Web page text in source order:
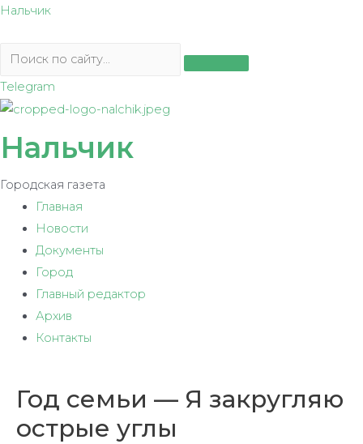
Перейти
содержимому
Нальчик
Telegram
Нальчик
Городская газета
Главная
Новости
Документы
Город
Главный редактор
Архив
Контакты
Год семьи — Я закругляю
острые углы